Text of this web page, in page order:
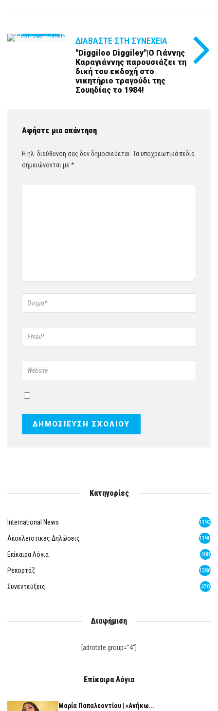
ΔΙΑΒΆΣΤΕ ΣΤΗ ΣΥΝΈΧΕΙΑ
"Diggiloo Diggiley"|Ο Γιάννης
Καραγιάννης παρουσιάζει τη
δική του εκδοχή στο
νικητήριο τραγούδι της
Σουηδίας το 1984!
Αφήστε μια απάντηση
Η ηλ. διεύθυνση σας δεν δημοσιεύεται. Τα υποχρεωτικά πεδία
σημειώνονται με *
Κατηγορίες
International News 1192
Αποκλειστικές Δηλώσεις 1190
Επίκαιρα Λόγια 408
Ρεπορτάζ 1386
Συνεντεύξεις 470
Διαφήμιση
[adrotate group="4"]
Επίκαιρα Λόγια
Μαρία Παπαλεοντίου | «Ανήκω...